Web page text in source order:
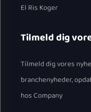
El Ris Koger
Tilmeld dig
Tilmeld dig vores
branchenyheder,
hos Company